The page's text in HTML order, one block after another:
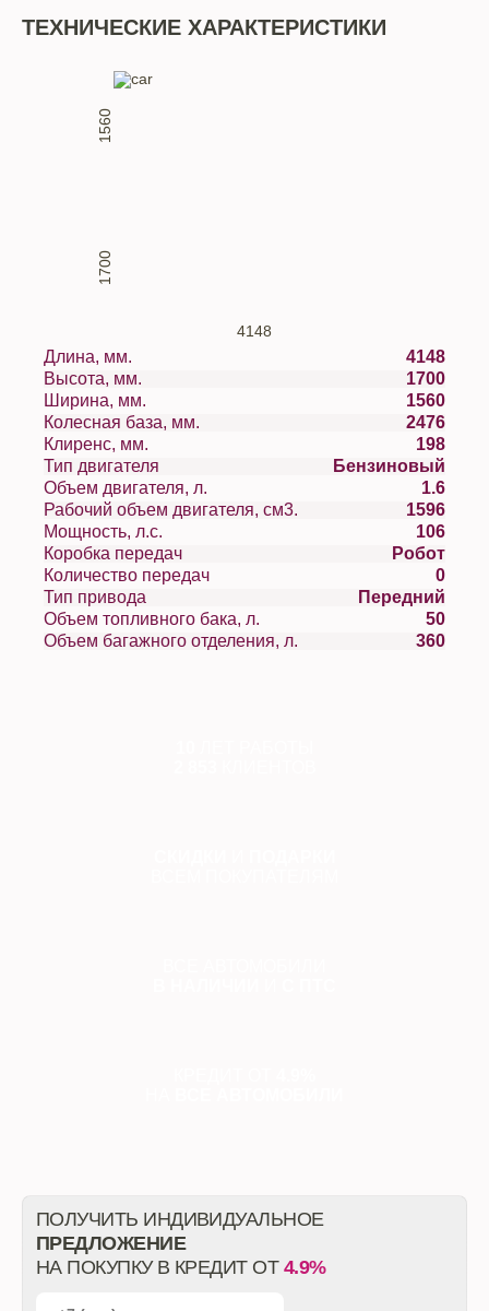
ТЕХНИЧЕСКИЕ ХАРАКТЕРИСТИКИ
4148
1700
1560
Длина, мм.
4148
Высота, мм.
1700
Ширина, мм.
1560
Колесная база, мм.
2476
Клиренс, мм.
198
Тип двигателя
Бензиновый
Объем двигателя, л.
1.6
Рабочий объем двигателя, см3.
1596
Мощность, л.с.
106
Коробка передач
Робот
Количество передач
0
Тип привода
Передний
Объем топливного бака, л.
50
Объем багажного отделения, л.
360
ПОЛУЧИТЬ ИНДИВИДУАЛЬНОЕ
ПРЕДЛОЖЕНИЕ
НА ПОКУПКУ В КРЕДИТ ОТ 4.9%